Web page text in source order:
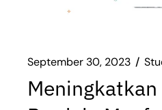
September 30, 2023